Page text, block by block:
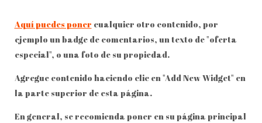
Aquí puedes poner cualquier otro contenido, por
ejemplo un badge de comentarios, un texto de "oferta
especial", o una foto de su propiedad.
Agregue contenido haciendo clic en "Add New Widget" en
la parte superior de esta página.
En general, se recomienda poner en su página principal